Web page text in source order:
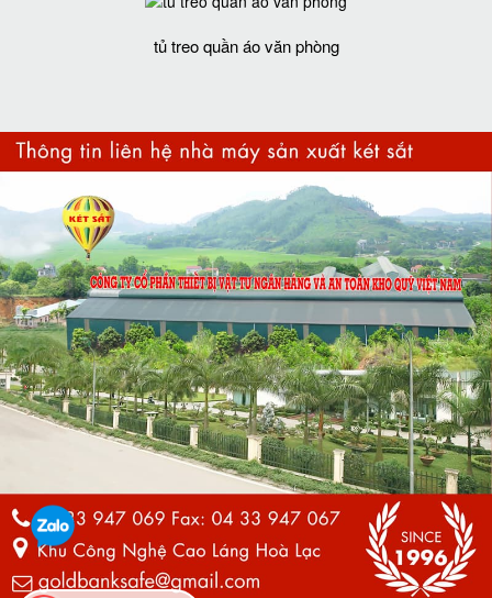
tủ treo quần áo văn phòng